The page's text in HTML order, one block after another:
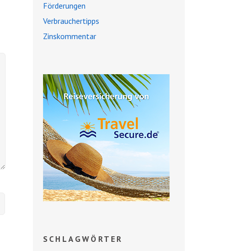
Förderungen
Verbrauchertipps
Zinskommentar
SCHLAGWÖRTER